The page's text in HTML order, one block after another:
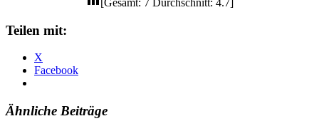
Teilen mit:
X
Facebook
Ähnliche Beiträge